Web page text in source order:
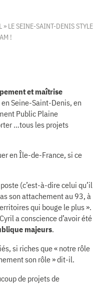
» LE SEINE-SAINT-DENIS STYLE
!
et maîtrise
Seine-Saint-Denis, en
Public Plaine
…tous les projets
en Île-de-France, si ce
(c’est-à-dire celui qu’il
son attachement au 93, à
qui bouge le plus ».
a conscience d’avoir été
majeurs.
si riches que « notre rôle
son rôle » dit-il.
de projets de